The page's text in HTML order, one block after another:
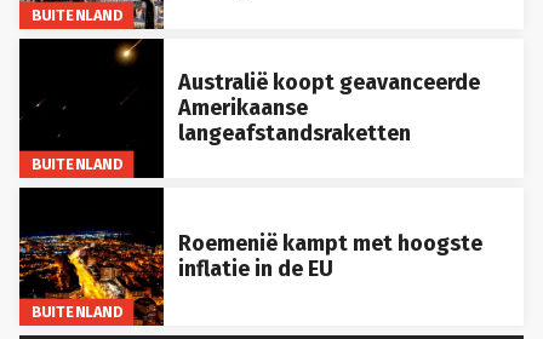
BUITENLAND
BUITENLAND
Australië koopt geavanceerde
Amerikaanse
langeafstandsraketten
BUITENLAND
Roemenië kampt met hoogste
inflatie in de EU